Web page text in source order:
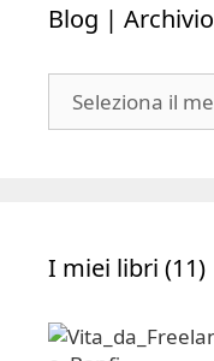
Blog | Archivio
I miei libri (11)